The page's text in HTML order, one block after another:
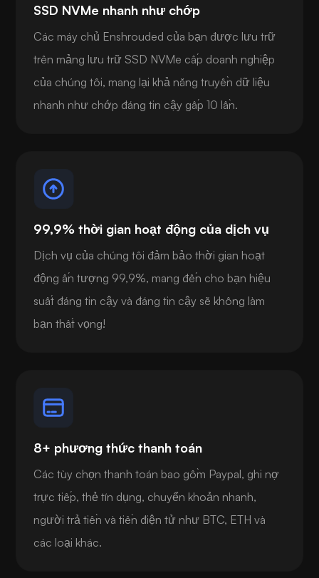
SSD NVMe nhanh như chớp
Các máy chủ Enshrouded của bạn được lưu trữ
trên mảng lưu trữ SSD NVMe cấp doanh nghiệp
của chúng tôi, mang lại khả năng truyền dữ liệu
nhanh như chớp đáng tin cậy gấp 10 lần.
99,9% thời gian hoạt động của dịch vụ
Dịch vụ của chúng tôi đảm bảo thời gian hoạt
động ấn tượng 99,9%, mang đến cho bạn hiệu
suất đáng tin cậy và đáng tin cậy sẽ không làm
bạn thất vọng!
8+ phương thức thanh toán
Các tùy chọn thanh toán bao gồm Paypal, ghi nợ
trực tiếp, thẻ tín dụng, chuyển khoản nhanh,
người trả tiền và tiền điện tử như BTC, ETH và
các loại khác.